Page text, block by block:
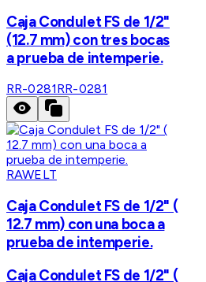
Caja Condulet FS de 1/2"
(12.7 mm) con tres bocas
a prueba de intemperie.
RR-0281RR-0281
RAWELT
Caja Condulet FS de 1/2" (
12.7 mm) con una boca a
prueba de intemperie.
Caja Condulet FS de 1/2" (